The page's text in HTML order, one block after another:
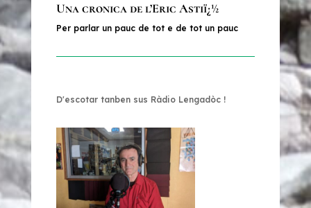
Una cronica de l’Eric Astiï¿½
Per parlar un pauc de tot e de tot un pauc
D'escotar tanben sus Ràdio Lengadòc !